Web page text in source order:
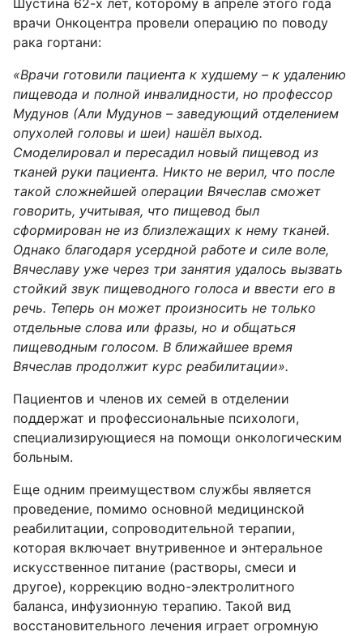
Шустина 62-х лет, которому в апреле этого года
врачи Онкоцентра провели операцию по поводу
рака гортани:
«Врачи готовили пациента к худшему – к удалению
пищевода и полной инвалидности, но профессор
Мудунов (Али Мудунов – заведующий отделением
опухолей головы и шеи) нашёл выход.
Смоделировал и пересадил новый пищевод из
тканей руки пациента. Никто не верил, что после
такой сложнейшей операции Вячеслав сможет
говорить, учитывая, что пищевод был
сформирован не из близлежащих к нему тканей.
Однако благодаря усердной работе и силе воле,
Вячеславу уже через три занятия удалось вызвать
стойкий звук пищеводного голоса и ввести его в
речь. Теперь он может произносить не только
отдельные слова или фразы, но и общаться
пищеводным голосом. В ближайшее время
Вячеслав продолжит курс реабилитации».
Пациентов и членов их семей в отделении
поддержат и профессиональные психологи,
специализирующиеся на помощи онкологическим
больным.
Еще одним преимуществом службы является
проведение, помимо основной медицинской
реабилитации, сопроводительной терапии,
которая включает внутривенное и энтеральное
искусственное питание (растворы, смеси и
другое), коррекцию водно-электролитного
баланса, инфузионную терапию. Такой вид
восстановительного лечения играет огромную